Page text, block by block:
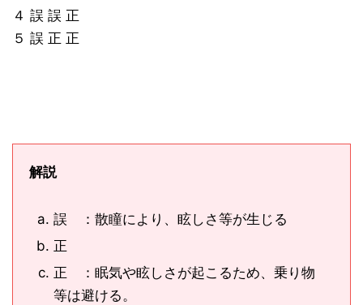
４ 誤 誤 正
５ 誤 正 正
解説
誤 ：散瞳により、眩しさ等が生じる
正
正 ：眠気や眩しさが起こるため、乗り物
等は避ける。